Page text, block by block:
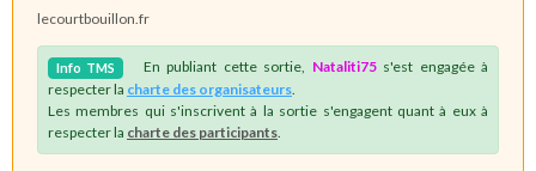
lecourtbouillon.fr
Info TMS En publiant cette sortie, Nataliti75s'est engagée à
respecter la charte des organisateurs
Les membres qui s'inscrivent à la sortie s'engagent quant à eux à
respecter la charte des participants